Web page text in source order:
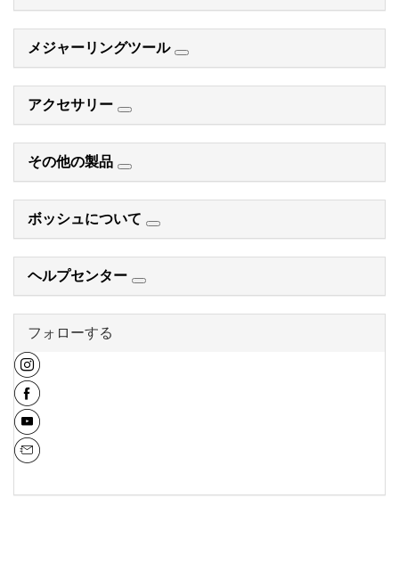
メジャーリングツール
アクセサリー
その他の製品
ボッシュについて
ヘルプセンター
フォローする